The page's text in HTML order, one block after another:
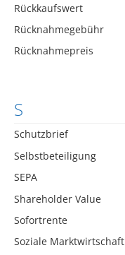
Rückkaufswert
Rücknahmegebühr
Rücknahmepreis
S
Schutzbrief
Selbstbeteiligung
SEPA
Shareholder Value
Sofortrente
Soziale Marktwirtschaft